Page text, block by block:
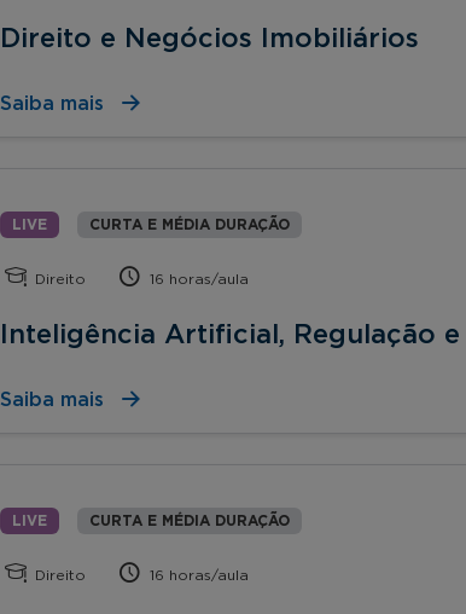
Direito e Negócios Imobiliários
Saiba mais
LIVE CURTA E MÉDIA DURAÇÃO
Direito 16 horas/aula
Inteligência Artificial, Regulação e
Saiba mais
LIVE CURTA E MÉDIA DURAÇÃO
Direito 16 horas/aula